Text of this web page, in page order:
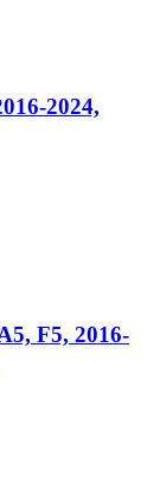
2024,
F5, 2016-